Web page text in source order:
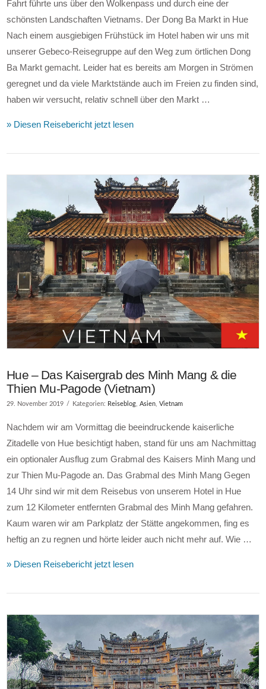
Fahrt führte uns über den Wolkenpass und durch eine der
schönsten Landschaften Vietnams. Der Dong Ba Markt in Hue
Nach einem ausgiebigen Frühstück im Hotel haben wir uns mit
unserer Gebeco-Reisegruppe auf den Weg zum örtlichen Dong
Ba Markt gemacht. Leider hat es bereits am Morgen in Strömen
geregnet und da viele Marktstände auch im Freien zu finden sind,
haben wir versucht, relativ schnell über den Markt …
» Diesen Reisebericht jetzt lesen
Hue – Das Kaisergrab des Minh Mang & die
Thien Mu-Pagode (Vietnam)
29. November 2019 Kategorien: Reiseblog,Asien,Vietnam
Nachdem wir am Vormittag die beeindruckende kaiserliche
Zitadelle von Hue besichtigt haben, stand für uns am Nachmittag
ein optionaler Ausflug zum Grabmal des Kaisers Minh Mang und
zur Thien Mu-Pagode an. Das Grabmal des Minh Mang Gegen
14 Uhr sind wir mit dem Reisebus von unserem Hotel in Hue
zum 12 Kilometer entfernten Grabmal des Minh Mang gefahren.
Kaum waren wir am Parkplatz der Stätte angekommen, fing es
heftig an zu regnen und hörte leider auch nicht mehr auf. Wie …
» Diesen Reisebericht jetzt lesen